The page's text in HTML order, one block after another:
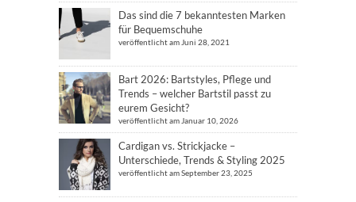
Das sind die 7 bekanntesten Marken
für Bequemschuhe
veröffentlicht am Juni 28, 2021
Bart 2026: Bartstyles, Pflege und
Trends – welcher Bartstil passt zu
eurem Gesicht?
veröffentlicht am Januar 10, 2026
Cardigan vs. Strickjacke –
Unterschiede, Trends & Styling 2025
veröffentlicht am September 23, 2025